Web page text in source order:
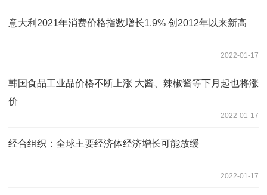
意大利2021年消费价格指数增长1.9% 创2012年以来新高
2022-01-17
韩国食品工业品价格不断上涨 大酱、辣椒酱等下月起也将涨
价
2022-01-17
经合组织：全球主要经济体经济增长可能放缓
2022-01-17